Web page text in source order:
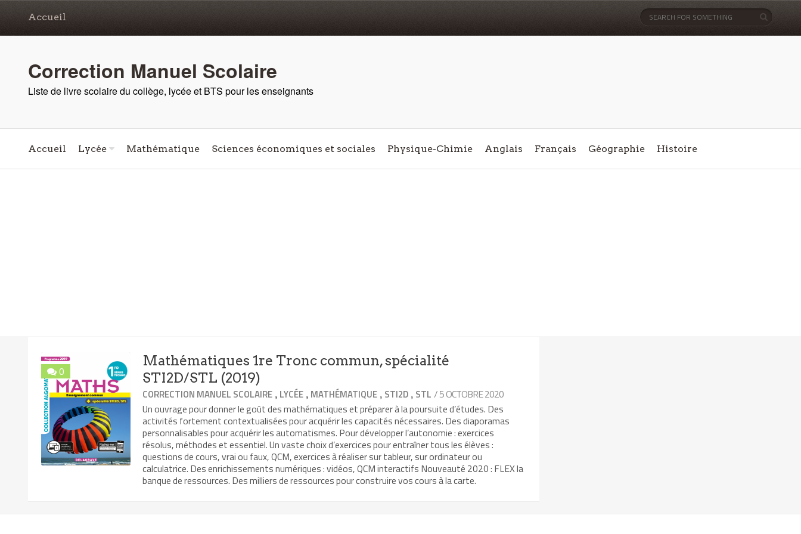
Accueil
Correction Manuel Scolaire
Liste de livre scolaire du collège, lycée et BTS pour les enseignants
Accueil Lycée Mathématique Sciences économiques et sociales Physique-Chimie Anglais Français Géographie Histoire
0
Mathématiques 1re Tronc commun, spécialité
STI2D/STL (2019)
CORRECTION MANUEL SCOLAIRE , LYCÉE , MATHÉMATIQUE , STI2D , STL / 5 OCTOBRE 2020
Un ouvrage pour donner le goût des mathématiques et préparer à la poursuite d’études. Des
activités fortement contextualisées pour acquérir les capacités nécessaires. Des diaporamas
personnalisables pour acquérir les automatismes. Pour développer l’autonomie : exercices
résolus, méthodes et essentiel. Un vaste choix d’exercices pour entraîner tous les élèves :
questions de cours, vrai ou faux, QCM, exercices à réaliser sur tableur, sur ordinateur ou
calculatrice. Des enrichissements numériques : vidéos, QCM interactifs Nouveauté 2020 : FLEX la
banque de ressources. Des milliers de ressources pour construire vos cours à la carte.